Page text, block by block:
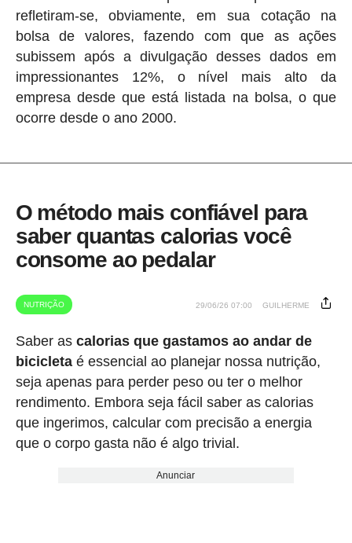
refletiram-se, obviamente, em sua cotação na
bolsa de valores, fazendo com que as ações
subissem após a divulgação desses dados em
impressionantes 12%, o nível mais alto da
empresa desde que está listada na bolsa, o que
ocorre desde o ano 2000.
O método mais confiável para
saber quantas calorias você
consome ao pedalar
NUTRIÇÃO 29/06/26 07:00 GUILHERME
Saber as calorias que gastamos ao andar de
bicicletaé essencial ao planejar nossa nutrição,
seja apenas para perder peso ou ter o melhor
rendimento. Embora seja fácil saber as calorias
que ingerimos, calcular com precisão a energia
que o corpo gasta não é algo trivial.
Anunciar